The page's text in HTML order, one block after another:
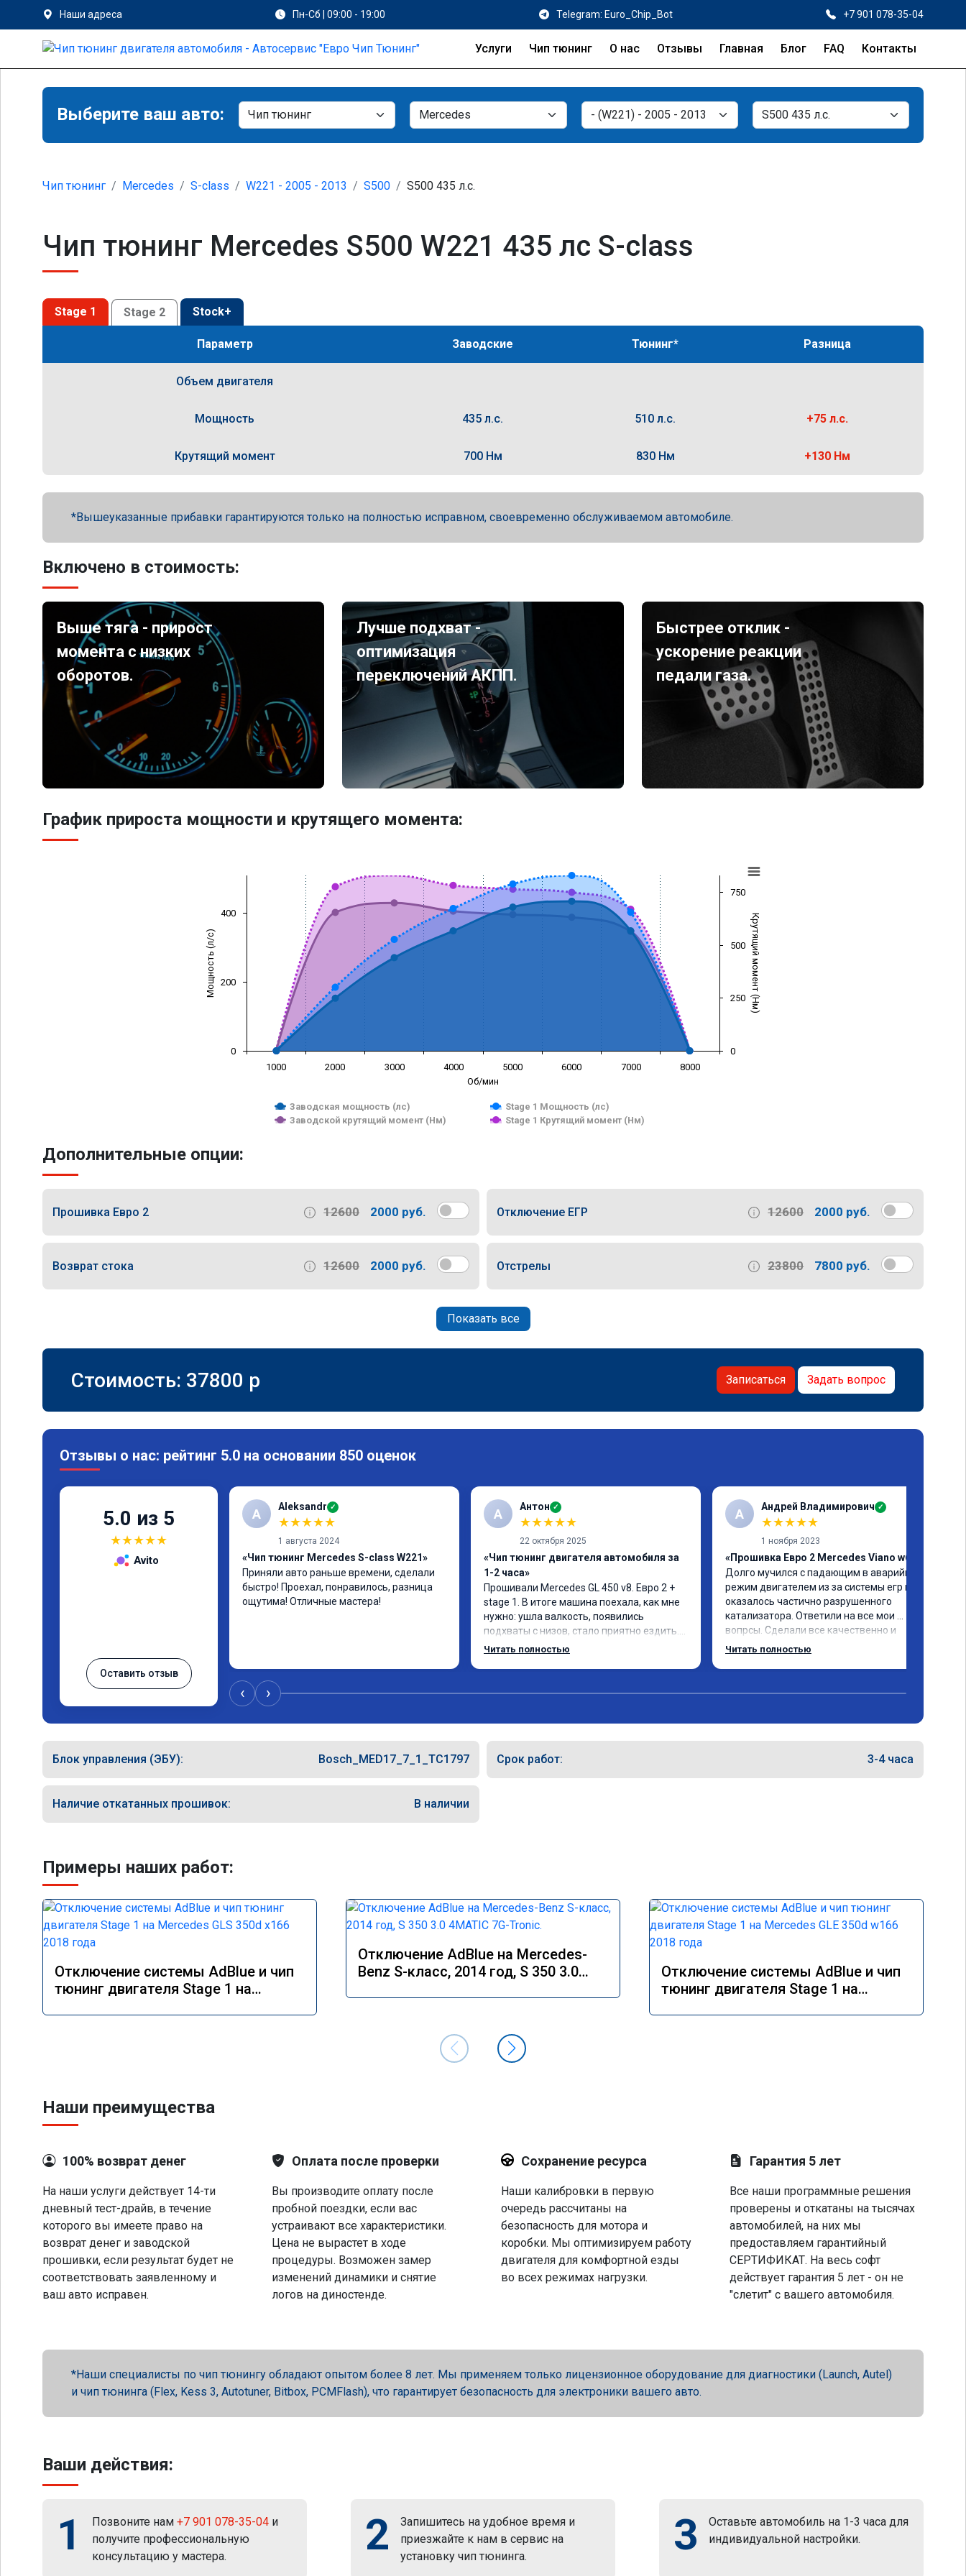
Наши адреса Пн-Сб | 09:00 - 19:00 Telegram: Euro_Chip_Bot +7 901 078-35-04
Услуги Чип тюнинг О нас Отзывы Главная Блог FAQ Контакты
Выберите ваш авто:
Чип тюнинг Mercedes S-class W221 - 2005 - 2013 S500 S500 435 л.с.
Чип тюнинг Mercedes S500 W221 435 лс S-class
Stage 1 Stage 2 Stock+
Параметр Заводские Тюнинг* Разница
Объем двигателя
Мощность 435 л.с. 510 л.с. +75 л.с.
Крутящий момент 700 Нм 830 Нм +130 Нм
Вышеуказанные прибавки гарантируются только на полностью исправном, своевременно обслуживаемом автомобиле.
Включено в стоимость:
Выше тяга - прирост
момента с низких
оборотов.
Лучше подхват -
оптимизация
переключений АКПП.
Быстрее отклик -
ускорение реакции
педали газа.
График прироста мощности и крутящего момента:
Об/мин
Мощность (л/с) Крутящий момент (Нм)
Заводская мощность (лс)
Stage 1 Мощность (лс)
Заводской крутящий момент (Нм)
Stage 1 Крутящий момент (Нм)
1000 2000 3000 4000 5000 6000 7000 8000
0
200
400
0
250
500
750
Дополнительные опции:
Прошивка Евро 2 12600 2000 руб. Отключение ЕГР 12600 2000 руб.
Возврат стока 12600 2000 руб. Отстрелы 23800 7800 руб.
Показать все
Стоимость: 37800 p Записаться Задать вопрос
Отзывы о нас: рейтинг 5.0 на основании 850 оценок
5.0 из 5
★★★★★
Avito
Оставить отзыв
A Aleksandr ✓
★★★★★
1 августа 2024
«Чип тюнинг Mercedes S-class W221»
Приняли авто раньше времени, сделали
быстро! Проехал, понравилось, разница
ощутима! Отличные мастера!
А Антон ✓
★★★★★
22 октября 2025
«Чип тюнинг двигателя автомобиля за
1-2 часа»
Прошивали Mercedes GL 450 v8. Евро 2 +
stage 1. В итоге машина поехала, как мне
нужно: ушла валкость, появились
подхваты с низов, стало приятно ездить.
Одни из лучших трат, в авто! 🔥
Читать полностью
А Андрей Владимирович ✓
★★★★★
1 ноября 2023
«Прошивка Евро 2 Mercedes Viano w639»
Долго мучился с падающим в аварийный
режим двигателем из за системы егр и как
оказалось частично разрушенного
катализатора. Ответили на все мои
вопрсы. Сделали все качественно и
несмотря на конец рабочего дня
Читать полностью
‹ ›
Блок управления (ЭБУ): Bosch_MED17_7_1_TC1797 Срок работ: 3-4 часа
Наличие откатанных прошивок: В наличии
Примеры наших работ:
Отключение системы AdBlue и чип
тюнинг двигателя Stage 1 на
Отключение AdBlue на Mercedes-
Benz S-класс, 2014 год, S 350 3.0
Отключение системы AdBlue и чип
тюнинг двигателя Stage 1 на
Наши преимущества
100% возврат денег
На наши услуги действует 14-ти
дневный тест-драйв, в течение
которого вы имеете право на
возврат денег и заводской
прошивки, если результат будет не
соответствовать заявленному и
ваш авто исправен.
Оплата после проверки
Вы производите оплату после
пробной поездки, если вас
устраивают все характеристики.
Цена не вырастет в ходе
процедуры. Возможен замер
изменений динамики и снятие
логов на диностенде.
Сохранение ресурса
Наши калибровки в первую
очередь рассчитаны на
безопасность для мотора и
коробки. Мы оптимизируем работу
двигателя для комфортной езды
во всех режимах нагрузки.
Гарантия 5 лет
Все наши программные решения
проверены и откатаны на тысячах
автомобилей, на них мы
предоставляем гарантийный
СЕРТИФИКАТ. На весь софт
действует гарантия 5 лет - он не
"слетит" с вашего автомобиля.
Наши специалисты по чип тюнингу обладают опытом более 8 лет. Мы применяем только лицензионное оборудование для диагностики (Launch, Autel)
и чип тюнинга (Flex, Kess 3, Autotuner, Bitbox, PCMFlash), что гарантирует безопасность для электроники вашего авто.
Ваши действия:
1 Позвоните нам +7 901 078-35-04 и
получите профессиональную
консультацию у мастера.
2
Запишитесь на удобное время и
приезжайте к нам в сервис на
установку чип тюнинга.
3
Оставьте автомобиль на 1-3 часа для
индивидуальной настройки.